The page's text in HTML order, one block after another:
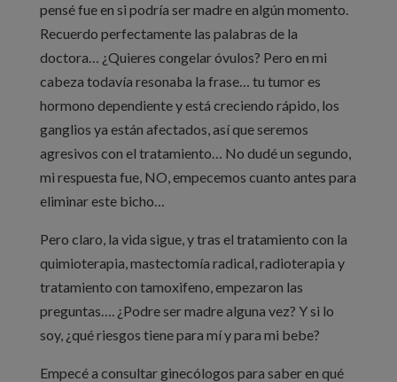
pensé fue en si podría ser madre en algún momento.
Recuerdo perfectamente las palabras de la
doctora… ¿Quieres congelar óvulos? Pero en mi
cabeza todavía resonaba la frase… tu tumor es
hormono dependiente y está creciendo rápido, los
ganglios ya están afectados, así que seremos
agresivos con el tratamiento… No dudé un segundo,
mi respuesta fue, NO, empecemos cuanto antes para
eliminar este bicho…
Pero claro, la vida sigue, y tras el tratamiento con la
quimioterapia, mastectomía radical, radioterapia y
tratamiento con tamoxifeno, empezaron las
preguntas…. ¿Podre ser madre alguna vez? Y si lo
soy, ¿qué riesgos tiene para mí y para mi bebe?
Empecé a consultar ginecólogos para saber en qué